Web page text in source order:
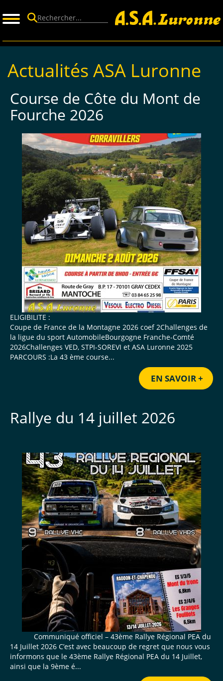
Actualités ASA Luronne
Course de Côte du Mont de
Fourche 2026
ELIGIBILITE :
Coupe de France de la Montagne 2026 coef 2Challenges de
la ligue du sport AutomobileBourgogne Franche-Comté
2026Challenges VED, STPI-SOREVI et ASA Luronne 2025
PARCOURS :La 43 ème course...
EN SAVOIR +
Rallye du 14 juillet 2026
Communiqué officiel – 43ème Rallye Régional PEA du
14 Juillet 2026 C’est avec beaucoup de regret que nous vous
informons que le 43ème Rallye Régional PEA du 14 Juillet,
ainsi que la 9ème é...